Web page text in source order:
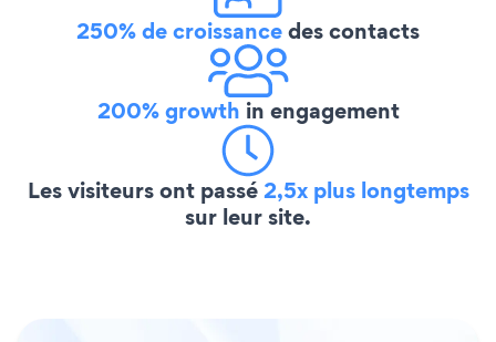
250% de croissancedes contacts
200% growth in engagement
Les visiteurs ont passé2,5x plus longtemps
sur leur site.